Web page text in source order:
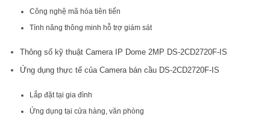
Công nghệ mã hóa tiên tiến
Tính năng thông minh hỗ trợ giám sát
Thông số kỹ thuật Camera IP Dome 2MP DS-2CD2720F-IS
Ứng dụng thực tế của Camera bán cầu DS-2CD2720F-IS
Lắp đặt tại gia đình
Ứng dụng tại cửa hàng, văn phòng